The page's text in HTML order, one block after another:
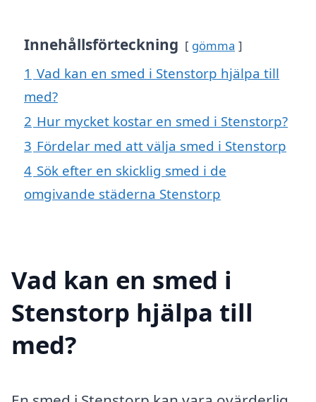
Innehållsförteckning gömma
1 Vad kan en smed i Stenstorp hjälpa till
med?
2 Hur mycket kostar en smed i Stenstorp?
3 Fördelar med att välja smed i Stenstorp
4 Sök efter en skicklig smed i de
omgivande städerna Stenstorp
Vad kan en smed i
Stenstorp hjälpa till
med?